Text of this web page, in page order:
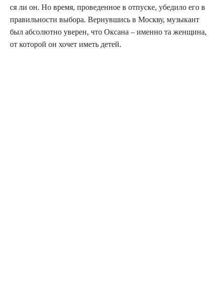
ся ли он. Но вре­мя, про­ве­ден­ное в отпус­ке, убе­ди­ло его в
пра­виль­но­сти выбо­ра. Вер­нув­шись в Моск­ву, музы­кант
был абсо­лют­но уве­рен, что Окса­на – имен­но та жен­щи­на,
от кото­рой он хочет иметь детей.